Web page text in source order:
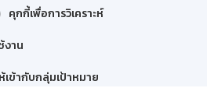
คุกกี้เพื่อการวิเคราะห์
งาน
เข้ากับกลุ่มเป้าหมาย
นได้ดีบนเว็บบราวเซอร์